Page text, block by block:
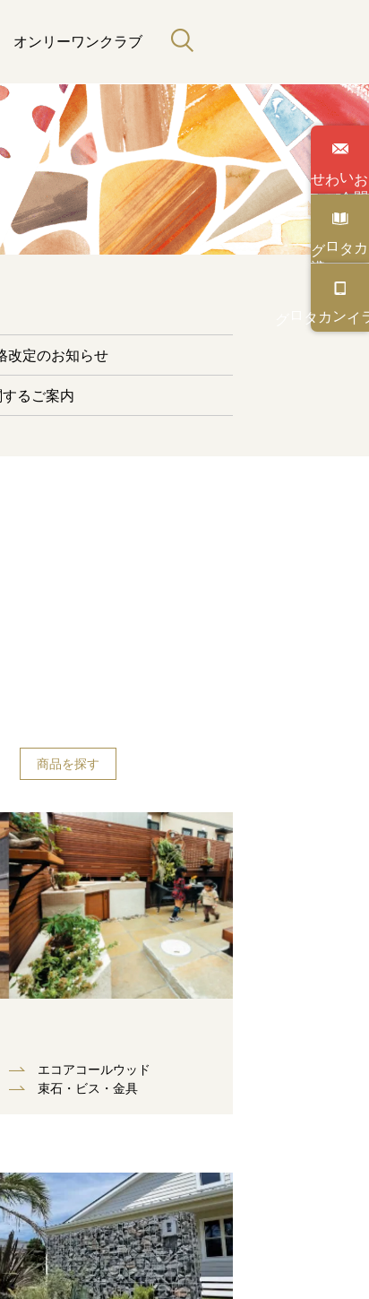
い
わせ
カタログ
オンライン
オンリーワンクラブ
改定のお知らせ
るご案内
商品を探す
エコアコールウッド
束⽯・ビス・⾦具